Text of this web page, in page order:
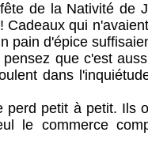
la Nativité de
qui
pain d'épice
que c'est aussi
dans
petit à petit. Ils
le commerce